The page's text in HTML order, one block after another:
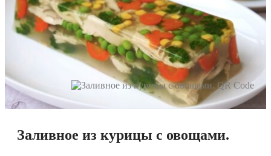
Заливное из курицы с овощами.